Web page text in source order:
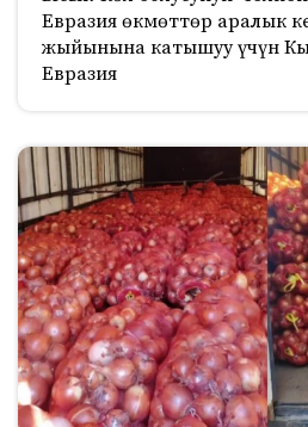
Евразия өкмөттөр аралык
жыйынына катышуу үчүн
Евразия